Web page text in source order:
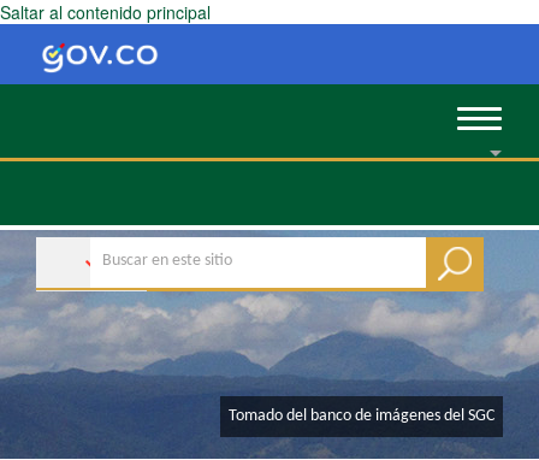
Saltar al contenido principal
Toggle
​Tomado del banco de imágenes del SGC